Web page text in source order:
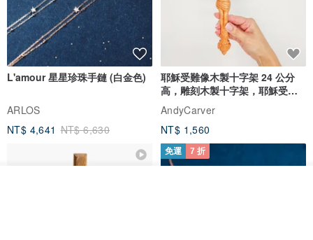
L'amour 星星珍珠手鏈 (白金色)
ARLOS
NT$ 4,641 NT$ 6,630
耶穌受難像木製十字架 24 公分
高，雕刻木製十字架，耶穌受難
像天主教十字架
AndyCarver
NT$ 1,560
免運 7 折